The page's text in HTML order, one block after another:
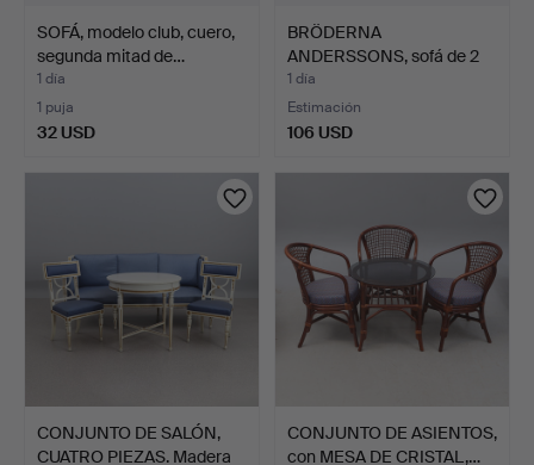
SOFÁ, modelo club, cuero,
segunda mitad de…
1 día
1 puja
32 USD
BRÖDERNA
ANDERSSONS, sofá de 2
plazas y si…
1 día
Estimación
106 USD
CONJUNTO DE SALÓN,
CUATRO PIEZAS. Madera
CONJUNTO DE ASIENTOS,
con MESA DE CRISTAL,…